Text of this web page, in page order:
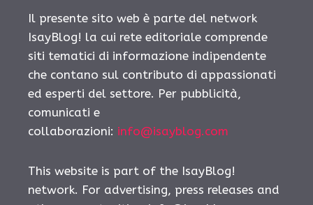
Il presente sito web è parte del network
IsayBlog! la cui rete editoriale comprende
siti tematici di informazione indipendente
che contano sul contributo di appassionati
ed esperti del settore. Per pubblicità,
comunicati e
collaborazioni: info@isayblog.com
This website is part of the IsayBlog!
network. For advertising, press releases and